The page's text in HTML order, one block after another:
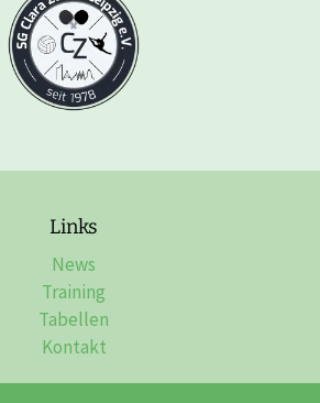
Links
News
Training
Tabellen
Kontakt